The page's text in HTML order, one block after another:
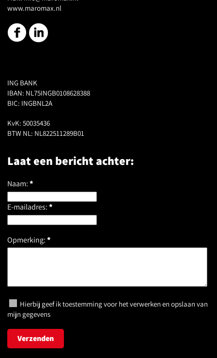
www.maromax.nl
ING BANK
IBAN: NL75INGB0108628388
BIC: INGBNL2A
KvK: 50035436
BTW NL: NL822511289B01
Laat een bericht achter:
Naam:*
E-mailadres:*
Opmerking:*
Hierbij geef ik toestemming voor het verwerken en opslaan van
mijn gegevens
Verzenden